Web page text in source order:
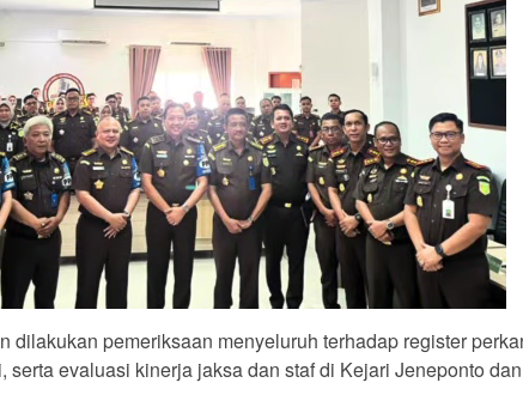
dilakukan pemeriksaan menyeluruh terhadap register
serta evaluasi kinerja jaksa dan staf di Kejari Jeneponto dan